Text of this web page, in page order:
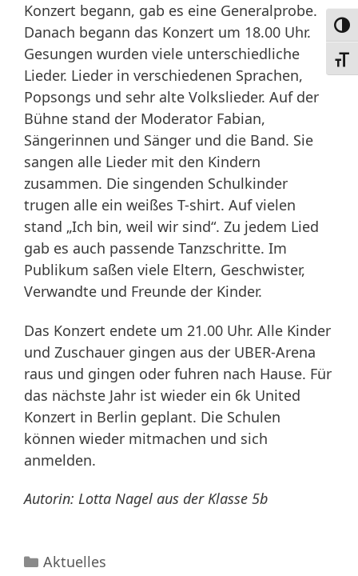
Konzert begann, gab es eine Generalprobe.
Danach begann das Konzert um 18.00 Uhr.
Gesungen wurden viele unterschiedliche
Lieder. Lieder in verschiedenen Sprachen,
Popsongs und sehr alte Volkslieder. Auf der
Bühne stand der Moderator Fabian,
Sängerinnen und Sänger und die Band. Sie
sangen alle Lieder mit den Kindern
zusammen. Die singenden Schulkinder
trugen alle ein weißes T-shirt. Auf vielen
stand „Ich bin, weil wir sind“. Zu jedem Lied
gab es auch passende Tanzschritte. Im
Publikum saßen viele Eltern, Geschwister,
Verwandte und Freunde der Kinder.
Das Konzert endete um 21.00 Uhr. Alle Kinder
und Zuschauer gingen aus der UBER-Arena
raus und gingen oder fuhren nach Hause. Für
das nächste Jahr ist wieder ein 6k United
Konzert in Berlin geplant. Die Schulen
können wieder mitmachen und sich
anmelden.
Autorin: Lotta Nagel aus der Klasse 5b
Kategorien
Aktuelles